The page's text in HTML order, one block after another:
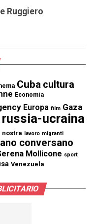
Ruggiero
Cuba cultura
Economia
Europa film Gaza
ucraina
nostra lavoro migranti
conversano
Mollicone sport
Venezuela